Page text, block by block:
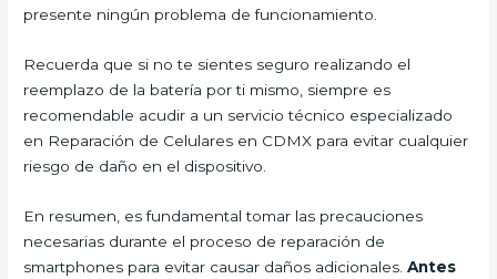
presente ningún problema de funcionamiento.
Recuerda que si no te sientes seguro realizando el
reemplazo de la batería por ti mismo, siempre es
recomendable acudir a un servicio técnico especializado
en Reparación de Celulares en CDMX para evitar cualquier
riesgo de daño en el dispositivo.
En resumen, es fundamental tomar las precauciones
necesarias durante el proceso de reparación de
smartphones para evitar causar daños adicionales.Antes